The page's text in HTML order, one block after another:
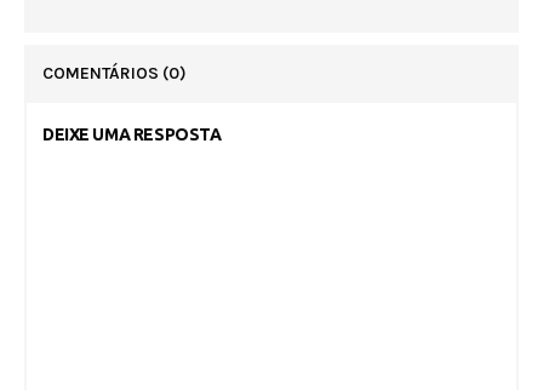
COMENTÁRIOS (0)
DEIXE UMA RESPOSTA